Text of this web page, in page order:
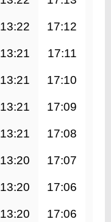
13:22 17:12
13:21 17:11
13:21 17:10
13:21 17:09
13:21 17:08
13:20 17:07
13:20 17:06
13:20 17:06